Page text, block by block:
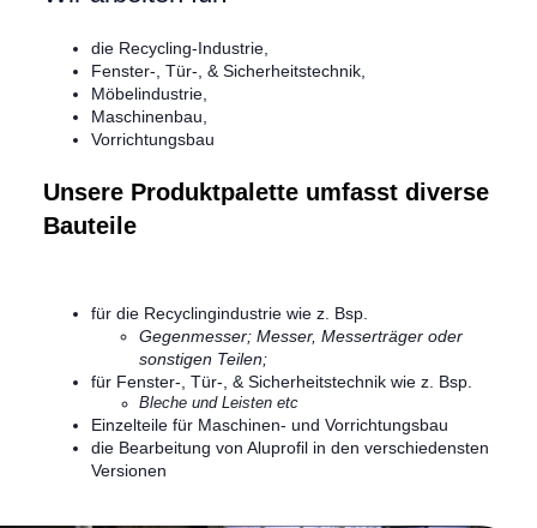
die Recycling-Industrie,
Fenster-, Tür-, & Sicherheitstechnik,
Möbelindustrie,
Maschinenbau,
Vorrichtungsbau
Unsere Produktpalette umfasst diverse
Bauteile
für die Recyclingindustrie wie z. Bsp.
Gegenmesser; Messer, Messerträger oder
sonstigen Teilen;
für Fenster-, Tür-, & Sicherheitstechnik wie z. Bsp.
Bleche und Leisten etc
Einzelteile für Maschinen- und Vorrichtungsbau
die Bearbeitung von Aluprofil in den verschiedensten
Versionen